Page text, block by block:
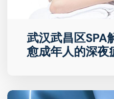
武汉武昌区SPA
愈成年人的深夜